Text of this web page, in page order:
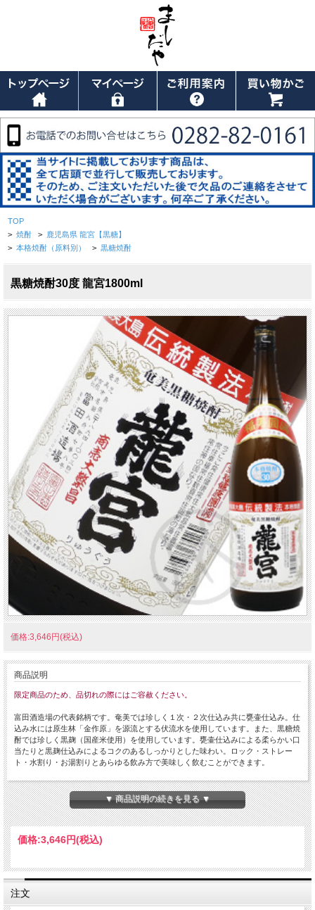
TOP
> 焼酎 > 鹿児島県 龍宮【黒糖】
> 本格焼酎（原料別） > 黒糖焼酎
黒糖焼酎30度 龍宮1800ml
価格:3,646円(税込)
商品説明
限定商品のため、品切れの際にはご容赦ください。
富田酒造場の代表銘柄です。奄美では珍しく１次・２次仕込み共に甕壷仕込み。仕
込み水には原生林「金作原」を源流とする伏流水を使用しています。また、黒糖焼
酎では珍しく黒麹（国産米使用）を使用しています。甕壷仕込みによる柔らかい口
当たりと黒麹仕込みによるコクのあるしっかりとした味わい。ロック・ストレー
ト・水割り・お湯割りとあらゆる飲み方で美味しく飲むことができます。
・原材料…黒糖(沖縄産)、米こうじ(国産米)
・麹菌…黒麹
・蒸留方法…常圧蒸留
・仕込…一次、二次とも甕仕込み
・アルコール度数…30度
▼ 商品説明の続きを見る ▼
価格:3,646円(税込)
注文